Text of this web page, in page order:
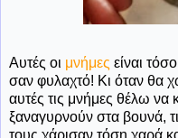
Αυτές οι μνήμες είναι
σαν φυλαχτό! Κι όταν θα
αυτές τις μνήμες θέλω να
ξαναγυρνούν στα βουνά,
τους χάρισαν τόση χαρά